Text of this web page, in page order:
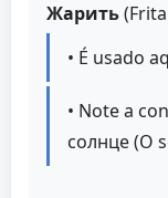
Жарить
• É usado
• Note a
солнце (O